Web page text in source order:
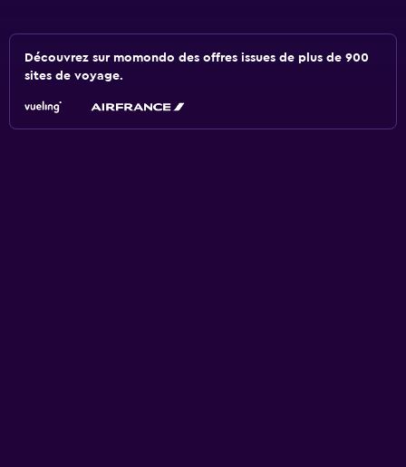
Découvrez sur momondo des offres issues de plus de 900
sites de voyage.